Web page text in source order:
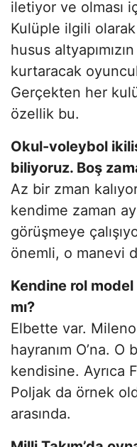
iletiyor ve olması
Kulüple ilgili
husus
kurtaracak
Gerçekten her
özellik bu.
Okul-voleybol
biliyoruz. Boş
Az bir zman
kendime zaman
görüşmeye
önemli, o manevi
Kendine rol
mı?
Elbette var.
hayranım O’na. O
kendisine. Ayrıca
Poljak da örnek
arasında.